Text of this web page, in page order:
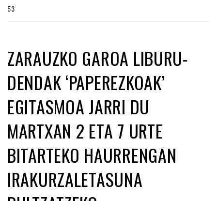
53
ZARAUZKO GAROA LIBURU-
DENDAK ‘PAPEREZKOAK’
EGITASMOA JARRI DU
MARTXAN 2 ETA 7 URTE
BITARTEKO HAURRENGAN
IRAKURZALETASUNA